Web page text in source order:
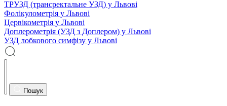
ТРУЗД (трансректальне УЗД) у Львові
Фолікулометрія у Львові
Цервікометрія у Львові
Доплерометрія (УЗД з Доплером) у Львові
УЗД лобкового симфізу у Львові
Пошук